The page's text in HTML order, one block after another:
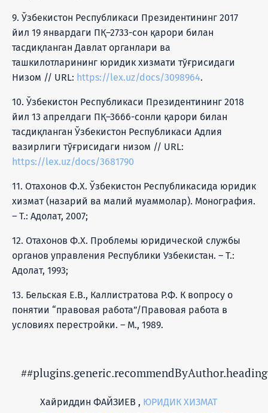
9. Ўзбекистон Республикаси Президентининг 2017
йил 19 январдаги ПҚ–2733-сон қарори билан
тасдиқланган Давлат органлари ва
ташкилотларининг юридик хизмати тўғрисидаги
Низом // URL: https://lex.uz/docs/3098964.
10. Ўзбекистон Республикаси Президентининг 2018
йил 13 апрелдаги ПҚ–3666-сонли қарори билан
тасдиқланган Ўзбекистон Республикаси Адлия
вазирлиги тўғрисидаги низом // URL:
https://lex.uz/docs/3681790
11. Отахонов Ф.Х. Ўзбекистон Республикасида юридик
хизмат (назарий ва малий муаммолар). Монография.
– Т.: Адолат, 2007;
12. Отахонов Ф.Х. Проблемы юридической службы
органов управления Республики Узбекистан. – Т.:
Адолат, 1993;
13. Бельская Е.В., Каллистратова Р.Ф. К вопросу о
понятии “правовая работа”/Правовая работа в
условиях перестройки. – М., 1989.
Хайриддин ФАЙЗИЕВ , ЮРИДИК ХИЗМАТ